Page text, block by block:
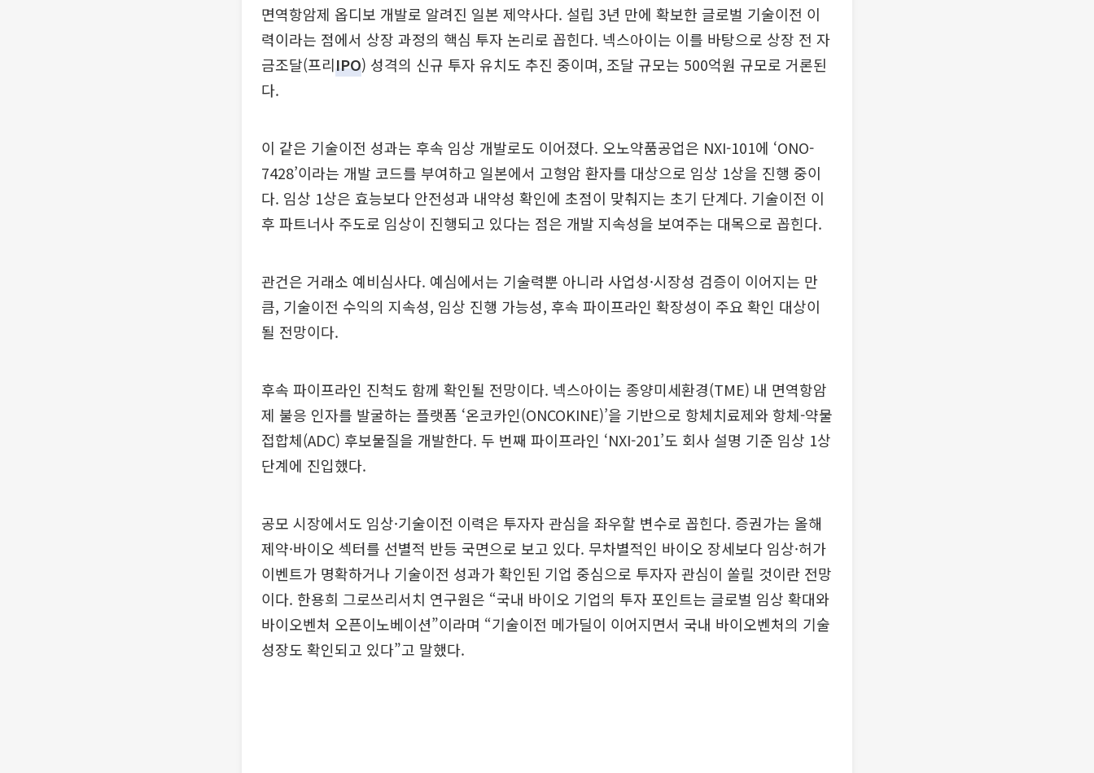
면역항암제 옵디보 개발로 알려진 일본 제약사다. 설립 3년 만에 확보한 글로벌 기술이전 이
력이라는 점에서 상장 과정의 핵심 투자 논리로 꼽힌다. 넥스아이는 이를 바탕으로 상장 전 자
금조달(프리IPO) 성격의 신규 투자 유치도 추진 중이며, 조달 규모는 500억원 규모로 거론된
다.
이 같은 기술이전 성과는 후속 임상 개발로도 이어졌다. 오노약품공업은 NXI-101에 ‘ONO-
7428’이라는 개발 코드를 부여하고 일본에서 고형암 환자를 대상으로 임상 1상을 진행 중이
다. 임상 1상은 효능보다 안전성과 내약성 확인에 초점이 맞춰지는 초기 단계다. 기술이전 이
후 파트너사 주도로 임상이 진행되고 있다는 점은 개발 지속성을 보여주는 대목으로 꼽힌다.
관건은 거래소 예비심사다. 예심에서는 기술력뿐 아니라 사업성·시장성 검증이 이어지는 만
큼, 기술이전 수익의 지속성, 임상 진행 가능성, 후속 파이프라인 확장성이 주요 확인 대상이
될 전망이다.
후속 파이프라인 진척도 함께 확인될 전망이다. 넥스아이는 종양미세환경(TME) 내 면역항암
제 불응 인자를 발굴하는 플랫폼 ‘온코카인(ONCOKINE)’을 기반으로 항체치료제와 항체-약물
접합체(ADC) 후보물질을 개발한다. 두 번째 파이프라인 ‘NXI-201’도 회사 설명 기준 임상 1상
단계에 진입했다.
공모 시장에서도 임상·기술이전 이력은 투자자 관심을 좌우할 변수로 꼽힌다. 증권가는 올해
제약·바이오 섹터를 선별적 반등 국면으로 보고 있다. 무차별적인 바이오 장세보다 임상·허가
이벤트가 명확하거나 기술이전 성과가 확인된 기업 중심으로 투자자 관심이 쏠릴 것이란 전망
이다. 한용희 그로쓰리서치 연구원은 “국내 바이오 기업의 투자 포인트는 글로벌 임상 확대와
바이오벤처 오픈이노베이션”이라며 “기술이전 메가딜이 이어지면서 국내 바이오벤처의 기술
성장도 확인되고 있다”고 말했다.